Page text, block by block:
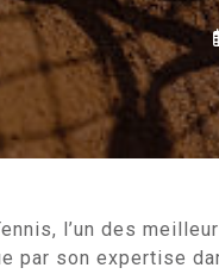
l’un des
par son expertise